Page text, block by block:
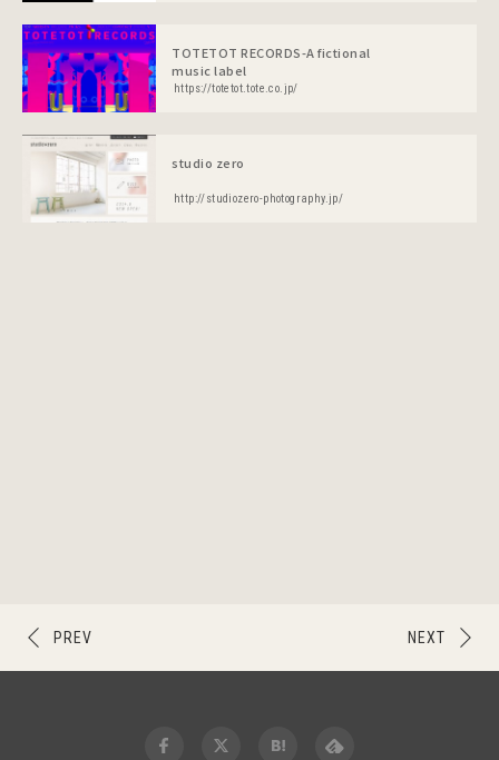
TOTETOT RECORDS-A fictional
music label
https://totetot.tote.co.jp/
studio zero
http://studiozero-photography.jp/
NEXT
PREV